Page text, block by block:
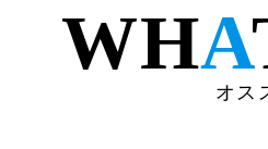
WHA
オス